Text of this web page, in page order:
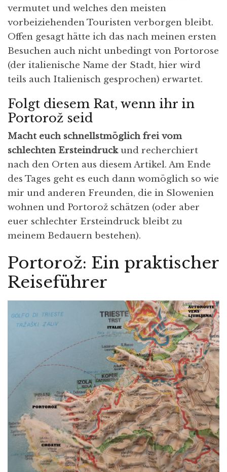
vermutet und welches den meisten
vorbeiziehenden Touristen verborgen bleibt.
Offen gesagt hätte ich das nach meinen ersten
Besuchen auch nicht unbedingt von Portorose
(der italienische Name der Stadt, hier wird
teils auch Italienisch gesprochen) erwartet.
Folgt diesem Rat, wenn ihr in
Portorož seid
Macht euch schnellstmöglich frei vom
schlechten Ersteindruckund recherchiert
nach den Orten aus diesem Artikel. Am Ende
des Tages geht es euch dann womöglich so wie
mir und anderen Freunden, die in Slowenien
wohnen und Portorož schätzen (oder aber
euer schlechter Ersteindruck bleibt zu
meinem Bedauern bestehen).
Portorož: Ein praktischer
Reiseführer